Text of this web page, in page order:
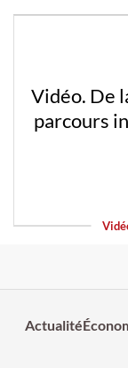
Vidéo. De
parcours
Actualité